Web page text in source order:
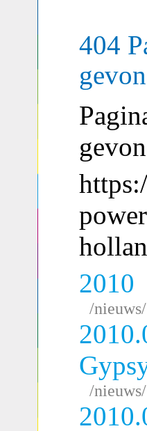
404
2010
/
/